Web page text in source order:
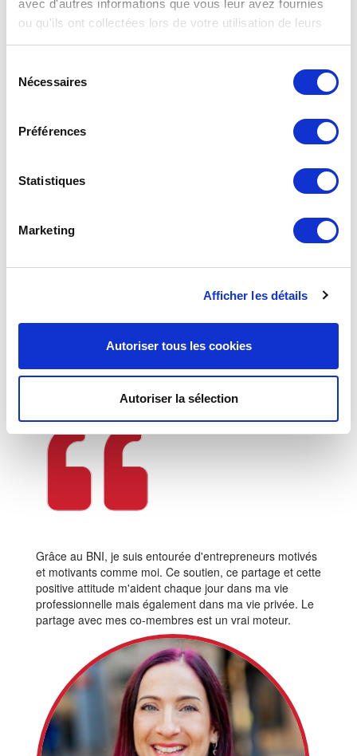
avec d'autres informations que vous leur avez fournies
ou qu'ils ont collectées lors de votre utilisation de leurs
services.
Nécessaires
Préférences
Statistiques
Marketing
Afficher les détails
Autoriser tous les cookies
Autoriser la sélection
Tous nos groupes d'entrepreneurs sont constitués de
meilleurs ambassadeurs des autres. Par le simple fait
de se côtoyer une fois par semaine, nous créons des
BNI Suisse
Ce que disent nos membres
Grâce au BNI, je suis entourée d'entrepreneurs motivés
et motivants comme moi. Ce soutien, ce partage et cette
positive attitude m'aident chaque jour dans ma vie
professionnelle mais également dans ma vie privée. Le
partage avec mes co-membres est un vrai moteur.